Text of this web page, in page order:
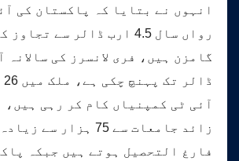
انہوں نے بتایا کہ پاکستان کی
رواں سال 4.5 ارب ڈالر سے
زائد جامعات سے 75
فارغ التحصیل ہوتے ہیں جبکہ